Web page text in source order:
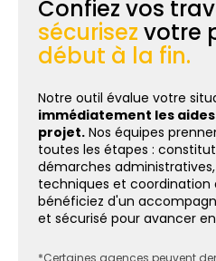
Confiez vos
sécurisez votre
début à la fin.
Notre outil évalue votre
immédiatement les
projet. Nos équipes
toutes les étapes :
démarches
techniques et coordination
bénéficiez d'un
et sécurisé pour avancer
*Certaines agences peuvent